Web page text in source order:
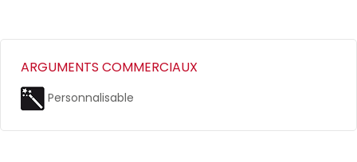
ARGUMENTS COMMERCIAUX
Personnalisable